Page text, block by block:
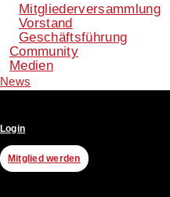
Mitgliederversammlung
Vorstand
Geschäftsführung
Community
Medien
News
Login
Mitglied werden